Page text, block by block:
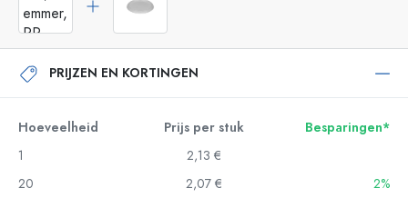
PRIJZEN EN KORTINGEN
Hoeveelheid Prijs per stuk
Besparingen*
1
2,13 €
20
2,07 €
2%